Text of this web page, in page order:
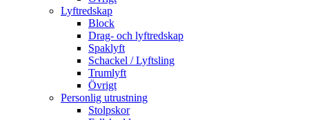
Lyftredskap
Block
Drag- och lyftredskap
Spaklyft
Schackel / Lyftsling
Trumlyft
Övrigt
Personlig utrustning
Stolpskor